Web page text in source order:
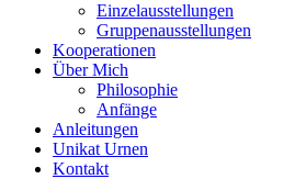
Einzelausstellungen
Gruppenausstellungen
Kooperationen
Über Mich
Philosophie
Anfänge
Anleitungen
Unikat Urnen
Kontakt